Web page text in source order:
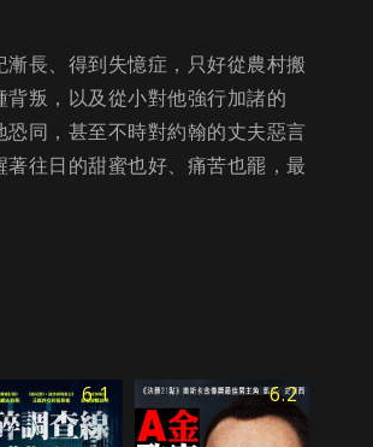
長、得到失憶症，只好從農村搬
叛，以及從小對他強行加諸的
恐同，甚至不時對約翰的丈夫惡言
往日的甜蜜也好、痛苦也罷，最
6.1 6.2